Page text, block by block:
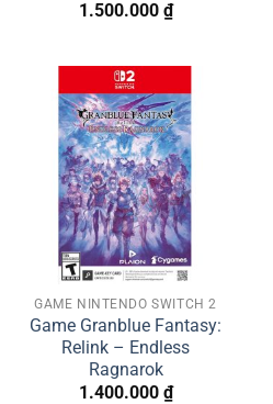
1.500.000 ₫
GAME NINTENDO SWITCH 2
Game Granblue Fantasy:
Relink – Endless
Ragnarok
1.400.000 ₫